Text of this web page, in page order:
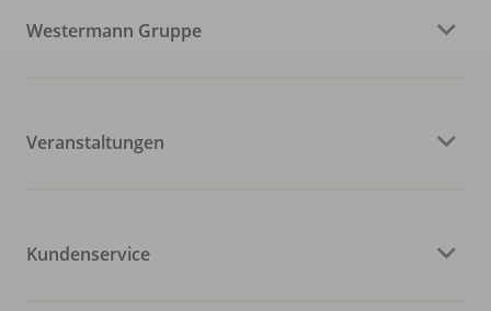
Westermann Gruppe
Veranstaltungen
Kundenservice